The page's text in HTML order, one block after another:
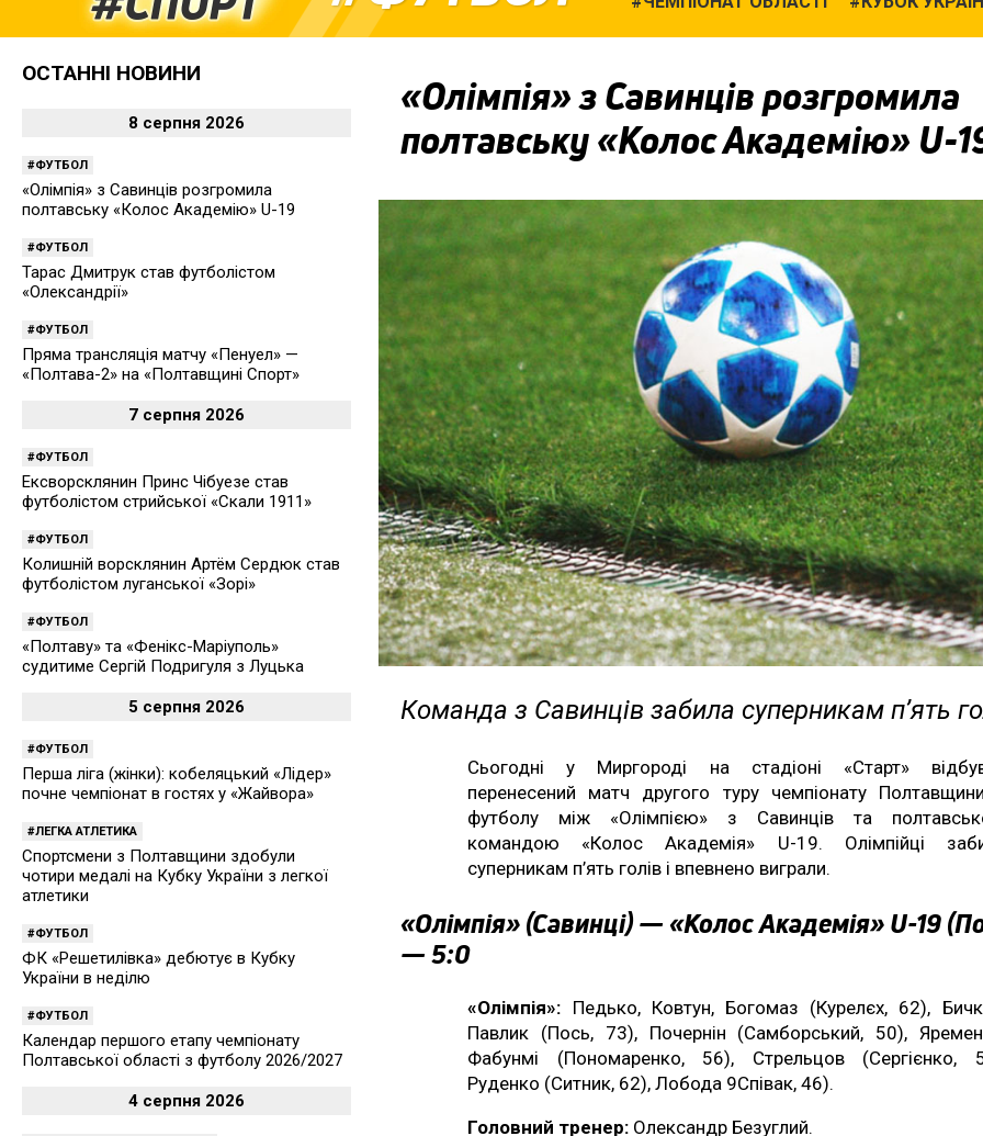
«Олімпія» з Савинців розгромила
полтавську «Колос Академію» U-
Команда з Савинців забила суперникам п’ять
Сьогодні у Миргороді на стадіоні «Старт»
перенесений матч другого туру чемпіонату
футболу між «Олімпією» з Савинців та
командою «Колос Академія» U-19. Олімпійці
суперникам п’ять голів і впевнено виграли.
«Олімпія» (Савинці) — «Колос Академія» U-19
— 5:0
«Олімпія»: Педько, Ковтун, Богомаз (Курелєх, 62),
Павлик (Пось, 73), Почернін (Самборський, 50),
Фабунмі (Пономаренко, 56), Стрельцов (Сергієнко,
Руденко (Ситник, 62), Лобода 9Співак, 46).
Головний тренер: Олександр Безуглий.
ОСТАННІ НОВИНИ
8 серпня 2026
ФУТБОЛ
«Олімпія» з Савинців розгромила
полтавську «Колос Академію» U-19
ФУТБОЛ
Тарас Дмитрук став футболістом
«Олександрії»
ФУТБОЛ
Пряма трансляція матчу «Пенуел» —
«Полтава-2» на «Полтавщині Спорт»
7 серпня 2026
ФУТБОЛ
Ексворсклянин Принс Чібуезе став
футболістом стрийської «Скали 1911»
ФУТБОЛ
Колишній ворсклянин Артём Сердюк став
футболістом луганської «Зорі»
ФУТБОЛ
«Полтаву» та «Фенікс-Маріуполь»
судитиме Сергій Подригуля з Луцька
5 серпня 2026
ФУТБОЛ
Перша ліга (жінки): кобеляцький «Лідер»
почне чемпіонат в гостях у «Жайвора»
ЛЕГКА АТЛЕТИКА
Спортсмени з Полтавщини здобули
чотири медалі на Кубку України з легкої
атлетики
ФУТБОЛ
ФК «Решетилівка» дебютує в Кубку
України в неділю
ФУТБОЛ
Календар першого етапу чемпіонату
Полтавської області з футболу 2026/2027
4 серпня 2026